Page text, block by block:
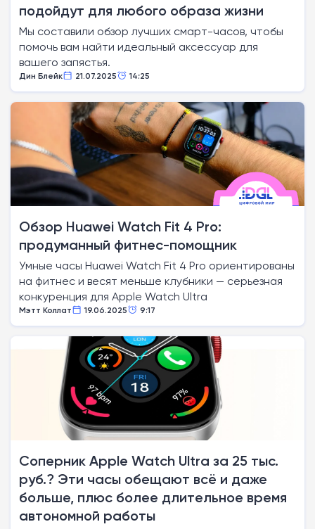
подойдут для любого образа жизни
Мы составили обзор лучших смарт-часов, чтобы
помочь вам найти идеальный аксессуар для
вашего запястья.
Дин Блейк 21.07.2025 14:25
Обзор Huawei Watch Fit 4 Pro:
продуманный фитнес-помощник
Умные часы Huawei Watch Fit 4 Pro ориентированы
на фитнес и весят меньше клубники — серьезная
конкуренция для Apple Watch Ultra
Мэтт Коллат 19.06.2025 9:17
Соперник Apple Watch Ultra за 25 тыс.
руб.? Эти часы обещают всё и даже
больше, плюс более длительное время
автономной работы